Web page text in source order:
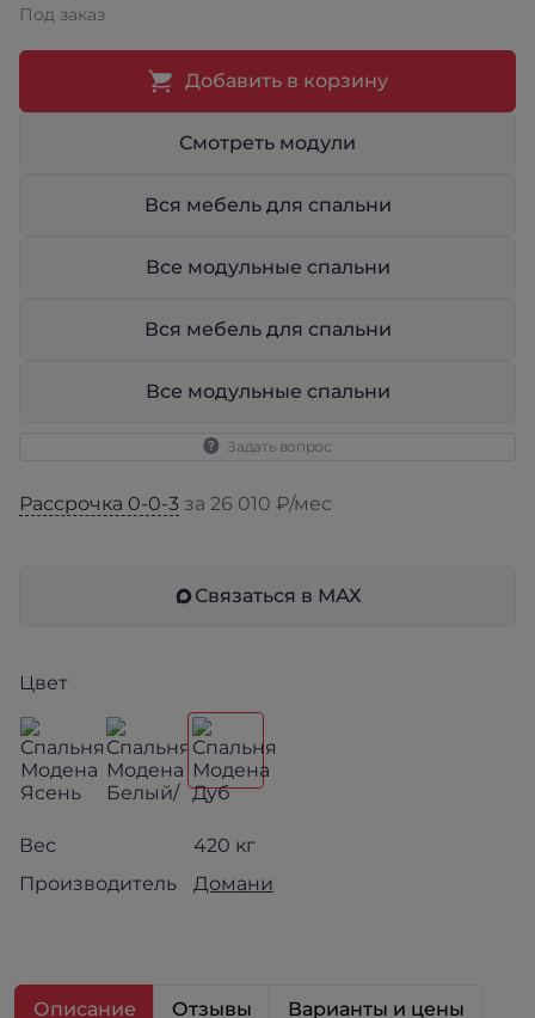
Под заказ
Добавить в корзину
Смотреть модули
Вся мебель для спальни
Все модульные спальни
Вся мебель для спальни
Все модульные спальни
Задать вопрос
Рассрочка 0-0-3 за 26 010 ₽/мес
Связаться в МАХ
Цвет
Вес
420 кг
Производитель
Домани
Описание Отзывы Варианты и цены